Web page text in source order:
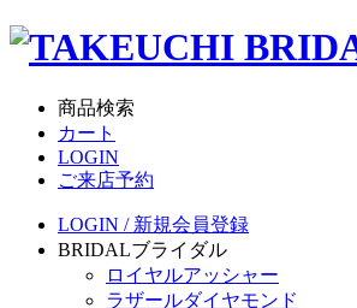
商品検索
カート
LOGIN
ご来店予約
LOGIN / 新規会員登録
BRIDALブライダル
ロイヤルアッシャー
ラザールダイヤモンド